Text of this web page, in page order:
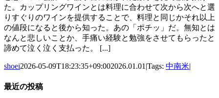
た。カップリングワインとは料理に合わせて次から次へと選
りすぐりのワインを提供することで、料理と同じかそれ以上
の値段になると後から知った。あの「ポチッ」だ。無知とは
なんと悲しいことか、手痛い経験と勉強をさせてもらったと
諦めて泣く泣く支払った。 [...]
shoei2026-05-09T18:23:35+09:002026.01.01 |Tags: 中南米|
最近の投稿